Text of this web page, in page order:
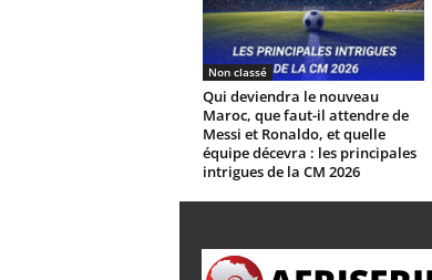
Non classé
Qui deviendra le nouveau
Maroc, que faut-il attendre de
Messi et Ronaldo, et quelle
équipe décevra : les principales
intrigues de la CM 2026